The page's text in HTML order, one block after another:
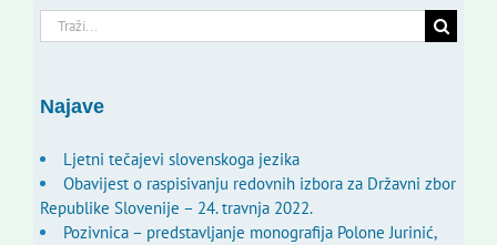
Traži...
Najave
Ljetni tečajevi slovenskoga jezika
Obavijest o raspisivanju redovnih izbora za Državni zbor
Republike Slovenije – 24. travnja 2022.
Pozivnica – predstavljanje monografija Polone Jurinić,